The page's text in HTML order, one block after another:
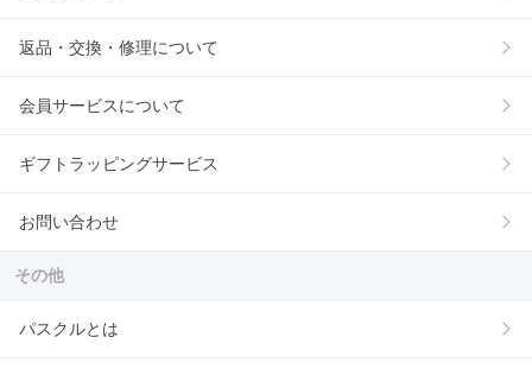
返品・交換・修理について
会員サービスについて
ギフトラッピングサービス
お問い合わせ
その他
パスクルとは